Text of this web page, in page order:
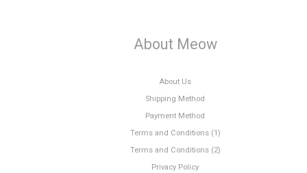
About Meow
About Us
Shipping Method
Payment Method
Terms and Conditions (1)
Terms and Conditions (2)
Privacy Policy